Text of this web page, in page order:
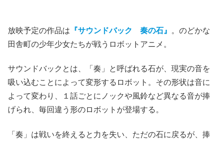
放映予定の作品は 『サウンドバック 奏の石』
。のどかな
田舎町の少年少女たちが戦うロボットアニメ。
サウンドバックとは、「奏」と呼ばれる石が、現実の音を
吸い込むことによって変形するロボット。その形状は音に
よって変わり、１話ごとにノックや風鈴など異なる音が捧
げられ、毎回違う形のロボットが登場する。
「奏」は戦いを終えると力を失い、ただの石に戻るが、捧